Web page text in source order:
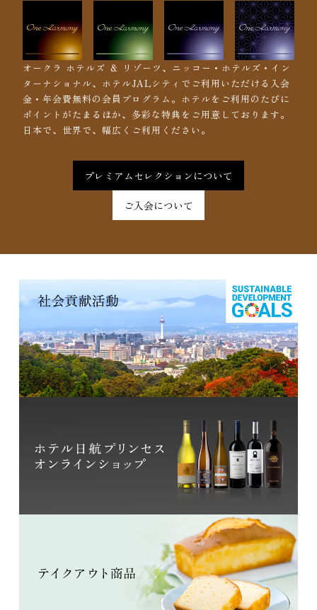
オークラ ホテルズ ＆ リゾーツ、ニッコー・ホテルズ・イン
ターナショナル、ホテルJALシティでご利用いただける入会
金・年会費無料の会員プログラム。ホテルをご利用のたびに
ポイントがたまるほか、多彩な特典をご用意しております。
日本で、世界で、幅広くご利用ください。
プレミアムセレクションについて
ご入会について